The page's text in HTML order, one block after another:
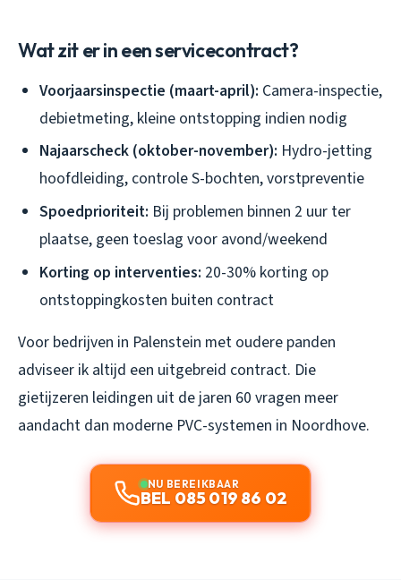
Wat zit er in een servicecontract?
Voorjaarsinspectie (maart-april): Camera-inspectie,
debietmeting, kleine ontstopping indien nodig
Najaarscheck (oktober-november): Hydro-jetting
hoofdleiding, controle S-bochten, vorstpreventie
Spoedprioriteit: Bij problemen binnen 2 uur ter
plaatse, geen toeslag voor avond/weekend
Korting op interventies: 20-30% korting op
ontstoppingkosten buiten contract
Voor bedrijven in Palenstein met oudere panden
adviseer ik altijd een uitgebreid contract. Die
gietijzeren leidingen uit de jaren 60 vragen meer
aandacht dan moderne PVC-systemen in Noordhove.
NU BEREIKBAAR
BEL 085 019 86 02